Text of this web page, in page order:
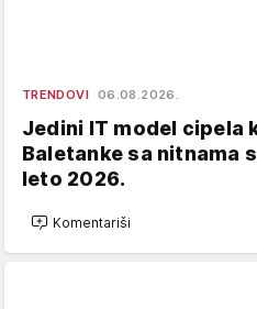
TRENDOVI 06.08.2026.
Jedini IT model cipela
Baletanke sa nitnama
leto 2026.
Komentariši